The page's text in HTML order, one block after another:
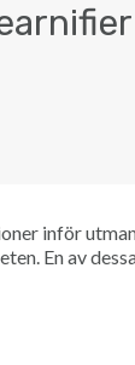
inför
En av